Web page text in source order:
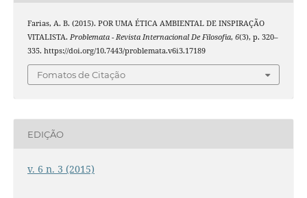
Farias, A. B. (2015). POR UMA ÉTICA AMBIENTAL DE INSPIRAÇÃO
VITALISTA. Problemata - Revista Internacional De Filosofia, 6(3), p. 320–
335. https://doi.org/10.7443/problemata.v6i3.17189
Fomatos de Citação
EDIÇÃO
v. 6 n. 3 (2015)